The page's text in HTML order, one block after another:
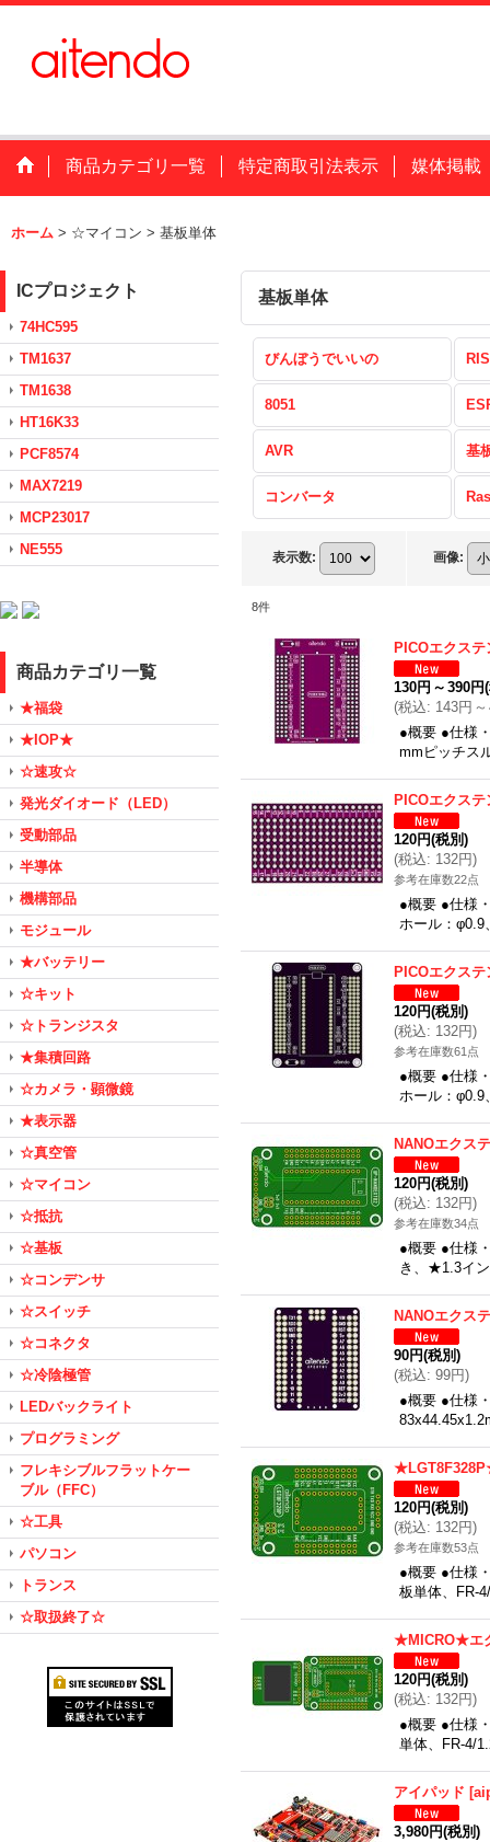
商品カテゴリ一覧 特定商取引法表示 媒体掲載
ホーム > ☆マイコン > 基板単体
ICプロジェクト
74HC595
TM1637
TM1638
HT16K33
PCF8574
MAX7219
MCP23017
NE555
商品カテゴリ一覧
★福袋
★IOP★
☆速攻☆
発光ダイオード（LED）
受動部品
半導体
機構部品
モジュール
★バッテリー
☆キット
☆トランジスタ
★集積回路
☆カメラ・顕微鏡
★表示器
☆真空管
☆マイコン
☆抵抗
☆基板
☆コンデンサ
☆スイッチ
☆コネクタ
☆冷陰極管
LEDバックライト
プログラミング
フレキシブルフラットケー
ブル（FFC）
☆工具
パソコン
トランス
☆取扱終了☆
基板単体
びんぼうでいいの
8051
AVR 基
コンバータ
表示数: 画像:
8件
PICOエクス
130円 ～ 390円
(税込: 143円 ～
●概要 ●仕様
mmピッチス
PICOエクス
120円(税別)
(税込: 132円)
参考在庫数22点
●概要 ●仕様
ホール：φ0.9
PICOエクス
120円(税別)
(税込: 132円)
参考在庫数61点
●概要 ●仕様
ホール：φ0.9
NANOエクス
120円(税別)
(税込: 132円)
参考在庫数34点
●概要 ●仕様
き、★1.3イ
NANOエクス
90円(税別)
(税込: 99円)
●概要 ●仕様
120円(税別)
(税込: 132円)
参考在庫数53点
●概要 ●仕様
板単体、FR-
★MICRO★エ
120円(税別)
(税込: 132円)
●概要 ●仕様
単体、FR-4/
アイパッド [
3,980円(税別)